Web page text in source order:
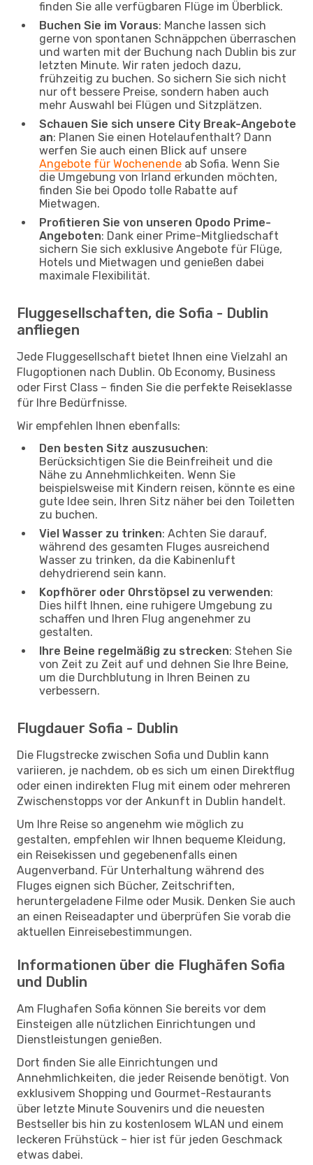
finden Sie alle verfügbaren Flüge im Überblick.
Buchen Sie im Voraus: Manche lassen sich
gerne von spontanen Schnäppchen überraschen
und warten mit der Buchung nach Dublin bis zur
letzten Minute. Wir raten jedoch dazu,
frühzeitig zu buchen. So sichern Sie sich nicht
nur oft bessere Preise, sondern haben auch
mehr Auswahl bei Flügen und Sitzplätzen.
Schauen Sie sich unsere City Break-Angebote
an: Planen Sie einen Hotelaufenthalt? Dann
werfen Sie auch einen Blick auf unsere
Angebote für Wochenende ab Sofia. Wenn Sie
die Umgebung von Irland erkunden möchten,
finden Sie bei Opodo tolle Rabatte auf
Mietwagen.
Profitieren Sie von unseren Opodo Prime-
Angeboten: Dank einer Prime-Mitgliedschaft
sichern Sie sich exklusive Angebote für Flüge,
Hotels und Mietwagen und genießen dabei
maximale Flexibilität.
Fluggesellschaften, die Sofia - Dublin
anfliegen
Jede Fluggesellschaft bietet Ihnen eine Vielzahl an
Flugoptionen nach Dublin. Ob Economy, Business
oder First Class – finden Sie die perfekte Reiseklasse
für Ihre Bedürfnisse.
Wir empfehlen Ihnen ebenfalls:
Den besten Sitz auszusuchen:
Berücksichtigen Sie die Beinfreiheit und die
Nähe zu Annehmlichkeiten. Wenn Sie
beispielsweise mit Kindern reisen, könnte es eine
gute Idee sein, Ihren Sitz näher bei den Toiletten
zu buchen.
Viel Wasser zu trinken: Achten Sie darauf,
während des gesamten Fluges ausreichend
Wasser zu trinken, da die Kabinenluft
dehydrierend sein kann.
Kopfhörer oder Ohrstöpsel zu verwenden:
Dies hilft Ihnen, eine ruhigere Umgebung zu
schaffen und Ihren Flug angenehmer zu
gestalten.
Ihre Beine regelmäßig zu strecken: Stehen Sie
von Zeit zu Zeit auf und dehnen Sie Ihre Beine,
um die Durchblutung in Ihren Beinen zu
verbessern.
Flugdauer Sofia - Dublin
Die Flugstrecke zwischen Sofia und Dublin kann
variieren, je nachdem, ob es sich um einen Direktflug
oder einen indirekten Flug mit einem oder mehreren
Zwischenstopps vor der Ankunft in Dublin handelt.
Um Ihre Reise so angenehm wie möglich zu
gestalten, empfehlen wir Ihnen bequeme Kleidung,
ein Reisekissen und gegebenenfalls einen
Augenverband. Für Unterhaltung während des
Fluges eignen sich Bücher, Zeitschriften,
heruntergeladene Filme oder Musik. Denken Sie auch
an einen Reiseadapter und überprüfen Sie vorab die
aktuellen Einreisebestimmungen.
Informationen über die Flughäfen Sofia
und Dublin
Am Flughafen Sofia können Sie bereits vor dem
Einsteigen alle nützlichen Einrichtungen und
Dienstleistungen genießen.
Dort finden Sie alle Einrichtungen und
Annehmlichkeiten, die jeder Reisende benötigt. Von
exklusivem Shopping und Gourmet-Restaurants
über letzte Minute Souvenirs und die neuesten
Bestseller bis hin zu kostenlosem WLAN und einem
leckeren Frühstück – hier ist für jeden Geschmack
etwas dabei.